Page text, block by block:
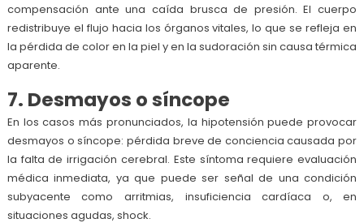
compensación ante una caída brusca de presión. El cuerpo
redistribuye el flujo hacia los órganos vitales, lo que se refleja en
la pérdida de color en la piel y en la sudoración sin causa térmica
aparente.
7. Desmayos o síncope
En los casos más pronunciados, la hipotensión puede provocar
desmayos o síncope: pérdida breve de conciencia causada por
la falta de irrigación cerebral. Este síntoma requiere evaluación
médica inmediata, ya que puede ser señal de una condición
subyacente como arritmias, insuficiencia cardíaca o, en
situaciones agudas, shock.